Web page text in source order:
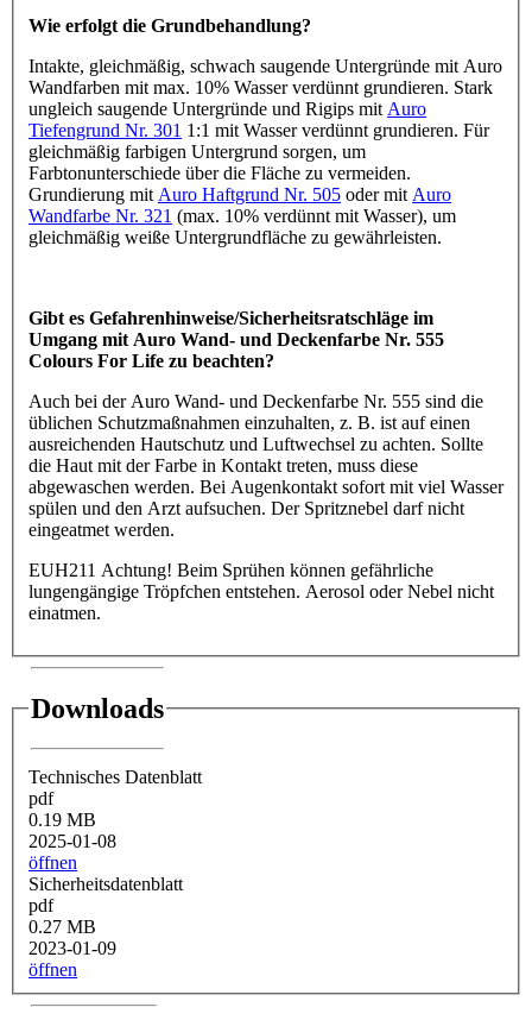
Wie erfolgt die Grundbehandlung?
Intakte, gleichmäßig, schwach saugende Untergründe mit Auro
Wandfarben mit max. 10% Wasser verdünnt grundieren. Stark
ungleich saugende Untergründe und Rigips mit Auro
Tiefengrund Nr. 301 1:1 mit Wasser verdünnt grundieren. Für
gleichmäßig farbigen Untergrund sorgen, um
Farbtonunterschiede über die Fläche zu vermeiden.
Grundierung mit Auro Haftgrund Nr. 505 oder mit Auro
Wandfarbe Nr. 321 (max. 10% verdünnt mit Wasser), um
gleichmäßig weiße Untergrundfläche zu gewährleisten.
Gibt es Gefahrenhinweise/Sicherheitsratschläge im
Umgang mit Auro Wand- und Deckenfarbe Nr. 555
Colours For Life zu beachten?
Auch bei der Auro Wand- und Deckenfarbe Nr. 555 sind die
üblichen Schutzmaßnahmen einzuhalten, z. B. ist auf einen
ausreichenden Hautschutz und Luftwechsel zu achten. Sollte
die Haut mit der Farbe in Kontakt treten, muss diese
abgewaschen werden. Bei Augenkontakt sofort mit viel Wasser
spülen und den Arzt aufsuchen. Der Spritznebel darf nicht
eingeatmet werden.
EUH211 Achtung! Beim Sprühen können gefährliche
lungengängige Tröpfchen entstehen. Aerosol oder Nebel nicht
einatmen.
Downloads
Technisches Datenblatt
pdf
0.19 MB
2025-01-08
öffnen
Sicherheitsdatenblatt
pdf
0.27 MB
2023-01-09
öffnen